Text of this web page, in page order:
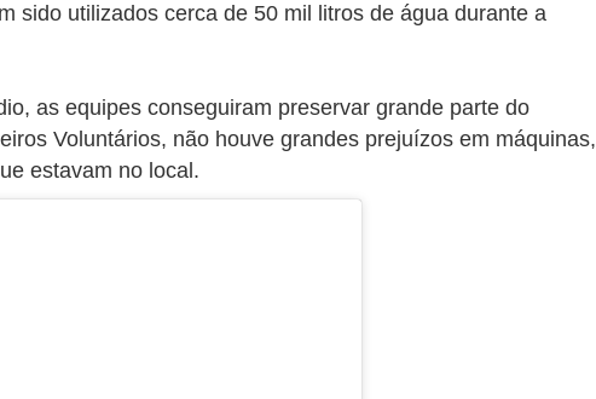
sido utilizados cerca de 50 mil litros de água durante a
as equipes conseguiram preservar grande parte do
Voluntários, não houve grandes prejuízos em máquinas,
estavam no local.